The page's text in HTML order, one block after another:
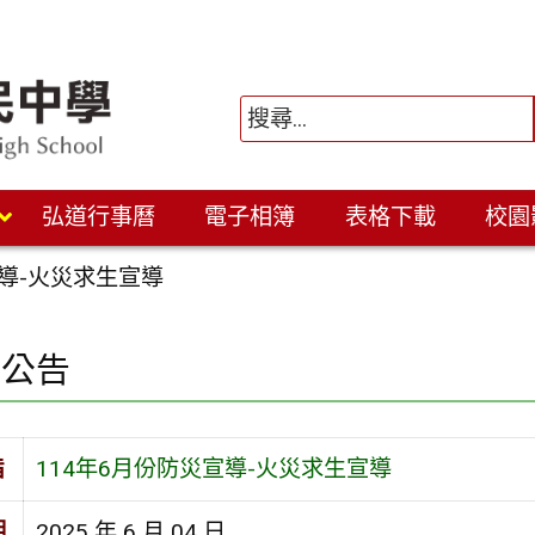
弘道行事曆 電子相簿 表格下載 校
-火災求生宣導
告
114年6月份防災宣導-火災求生宣導